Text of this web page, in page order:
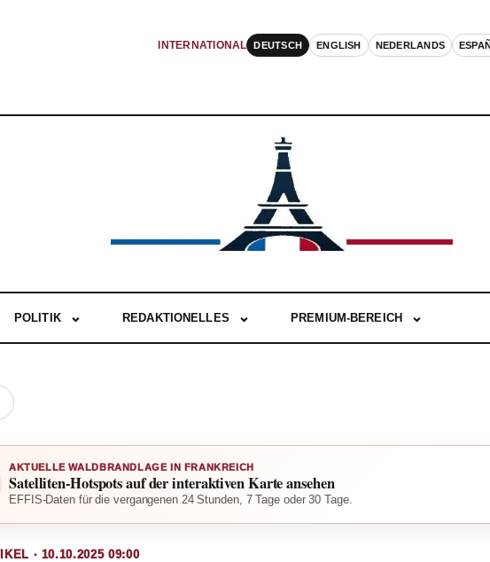
INTERNATIONAL DEUTSCH ENGLISH NEDERLANDS
POLITIK REDAKTIONELLES PREMIUM-BEREICH
AKTUELLE WALDBRANDLAGE IN FRANKREICH
Satelliten-Hotspots auf der interaktiven Karte ansehen
EFFIS-Daten für die vergangenen 24 Stunden, 7 Tage oder 30 Tage.
· 10.10.2025 09:00